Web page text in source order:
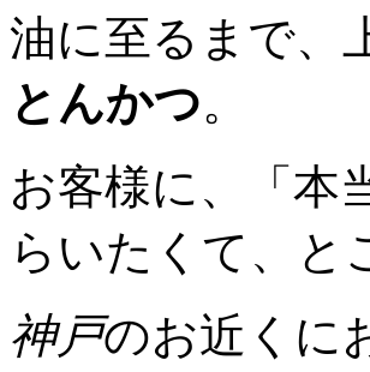
油に至るまで、
とんかつ。
お客様に、「本
らいたくて、と
神戸のお近くに